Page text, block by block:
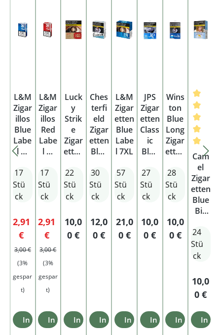
L&M
Zigar
illos
Blue
Labe
l M
Filter
17
Stü
ck
Verkaufspreis:
2,91
€
Regulärer Preis:
3,00 €
(3%
gespar
t)
In den Warenkorb
L&M
Zigar
illos
Red
Labe
l M
Filter
17
Stü
ck
Verkaufspreis:
2,91
€
Regulärer Preis:
3,00 €
(3%
gespar
t)
In den Warenkorb
Luck
y
Strik
e
Zigar
etten
entic
Red
Giga
22
Stü
ck
Regulärer Preis:
10,0
0 €
In den Warenkorb
Ches
terfi
eld
Zigar
etten
Blue
30
Stü
ck
Regulärer Preis:
12,0
0 €
In den Warenkorb
L&M
Zigar
etten
Blue
Labe
l 7XL
57
Stü
ck
Regulärer Preis:
21,0
0 €
In den Warenkorb
JPS
Zigar
etten
Class
ic
Blue
27
Stü
ck
Regulärer Preis:
10,0
0 €
In den Warenkorb
Wins
ton
Blue
Long
Zigar
etten
Pack
XXL
28
Stü
ck
Regulärer
10,0
0 €
In den
Cam
el
Zigar
etten
Blue
Big
XXL
24
Stü
ck
10,0
0 €
In